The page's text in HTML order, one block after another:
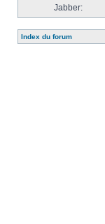
Jabber:
Index du forum